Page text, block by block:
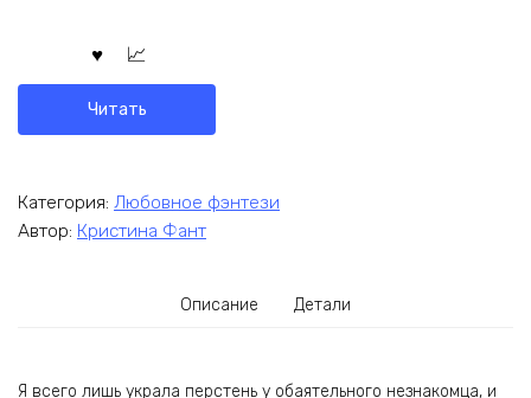
Читать
Категория: Любовное фэнтези
Автор: Кристина Фант
Описание Детали
Я всего лишь украла перстень у обаятельного незнакомца, и